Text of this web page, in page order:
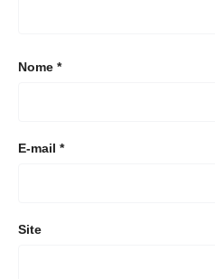
Nome *
E-mail *
Site